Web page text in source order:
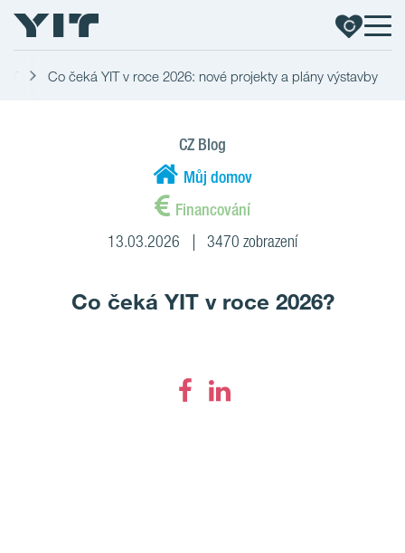
Co čeká YIT v roce 2026: nové projekty a plány výstavby
CZ Blog
Můj domov
Financování
13.03.2026 3470 zobrazení
Co čeká YIT v roce 2026?